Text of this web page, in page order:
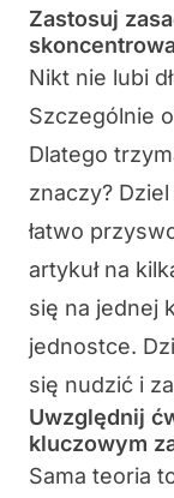
Zastosuj
Nikt nie lubi
Szczególnie
Dlatego
znaczy?
łatwo
artykuł na
się na jednej
jednostce.
się nudzić i
Uwzględnij
kluczowym
Sama teoria